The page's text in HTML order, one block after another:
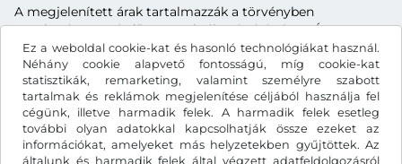
Ez a weboldal cookie-kat és hasonló technológiákat használ.
Néhány cookie alapvető fontosságú, míg cookie-kat
statisztikák, remarketing, valamint személyre szabott
tartalmak és reklámok megjelenítése céljából használja fel
cégünk, illetve harmadik felek. A harmadik felek esetleg
további olyan adatokkal kapcsolhatják össze ezeket az
információkat, amelyeket más helyzetekben gyűjtöttek. Az
általunk és harmadik felek által végzett adatfeldolgozásról
A megjelenített árak tartalmazzák a törvényben
meghatározott útdíjat, a szolgáltatás árát és az ÁFA-t.
FtHUF